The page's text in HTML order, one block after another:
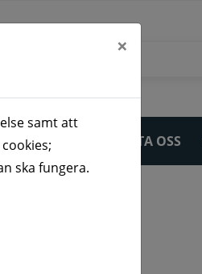
KONTAKTA OSS
×
samt att
ska fungera.